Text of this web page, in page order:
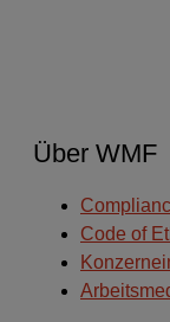
Über WMF
Code of